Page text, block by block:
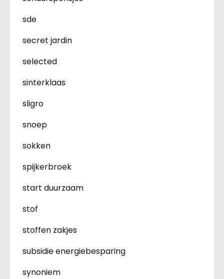
sde
secret jardin
selected
sinterklaas
sligro
snoep
sokken
spijkerbroek
start duurzaam
stof
stoffen zakjes
subsidie energiebesparing
synoniem